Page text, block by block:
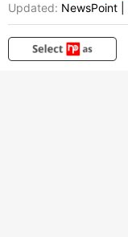
Updated: NewsPoint